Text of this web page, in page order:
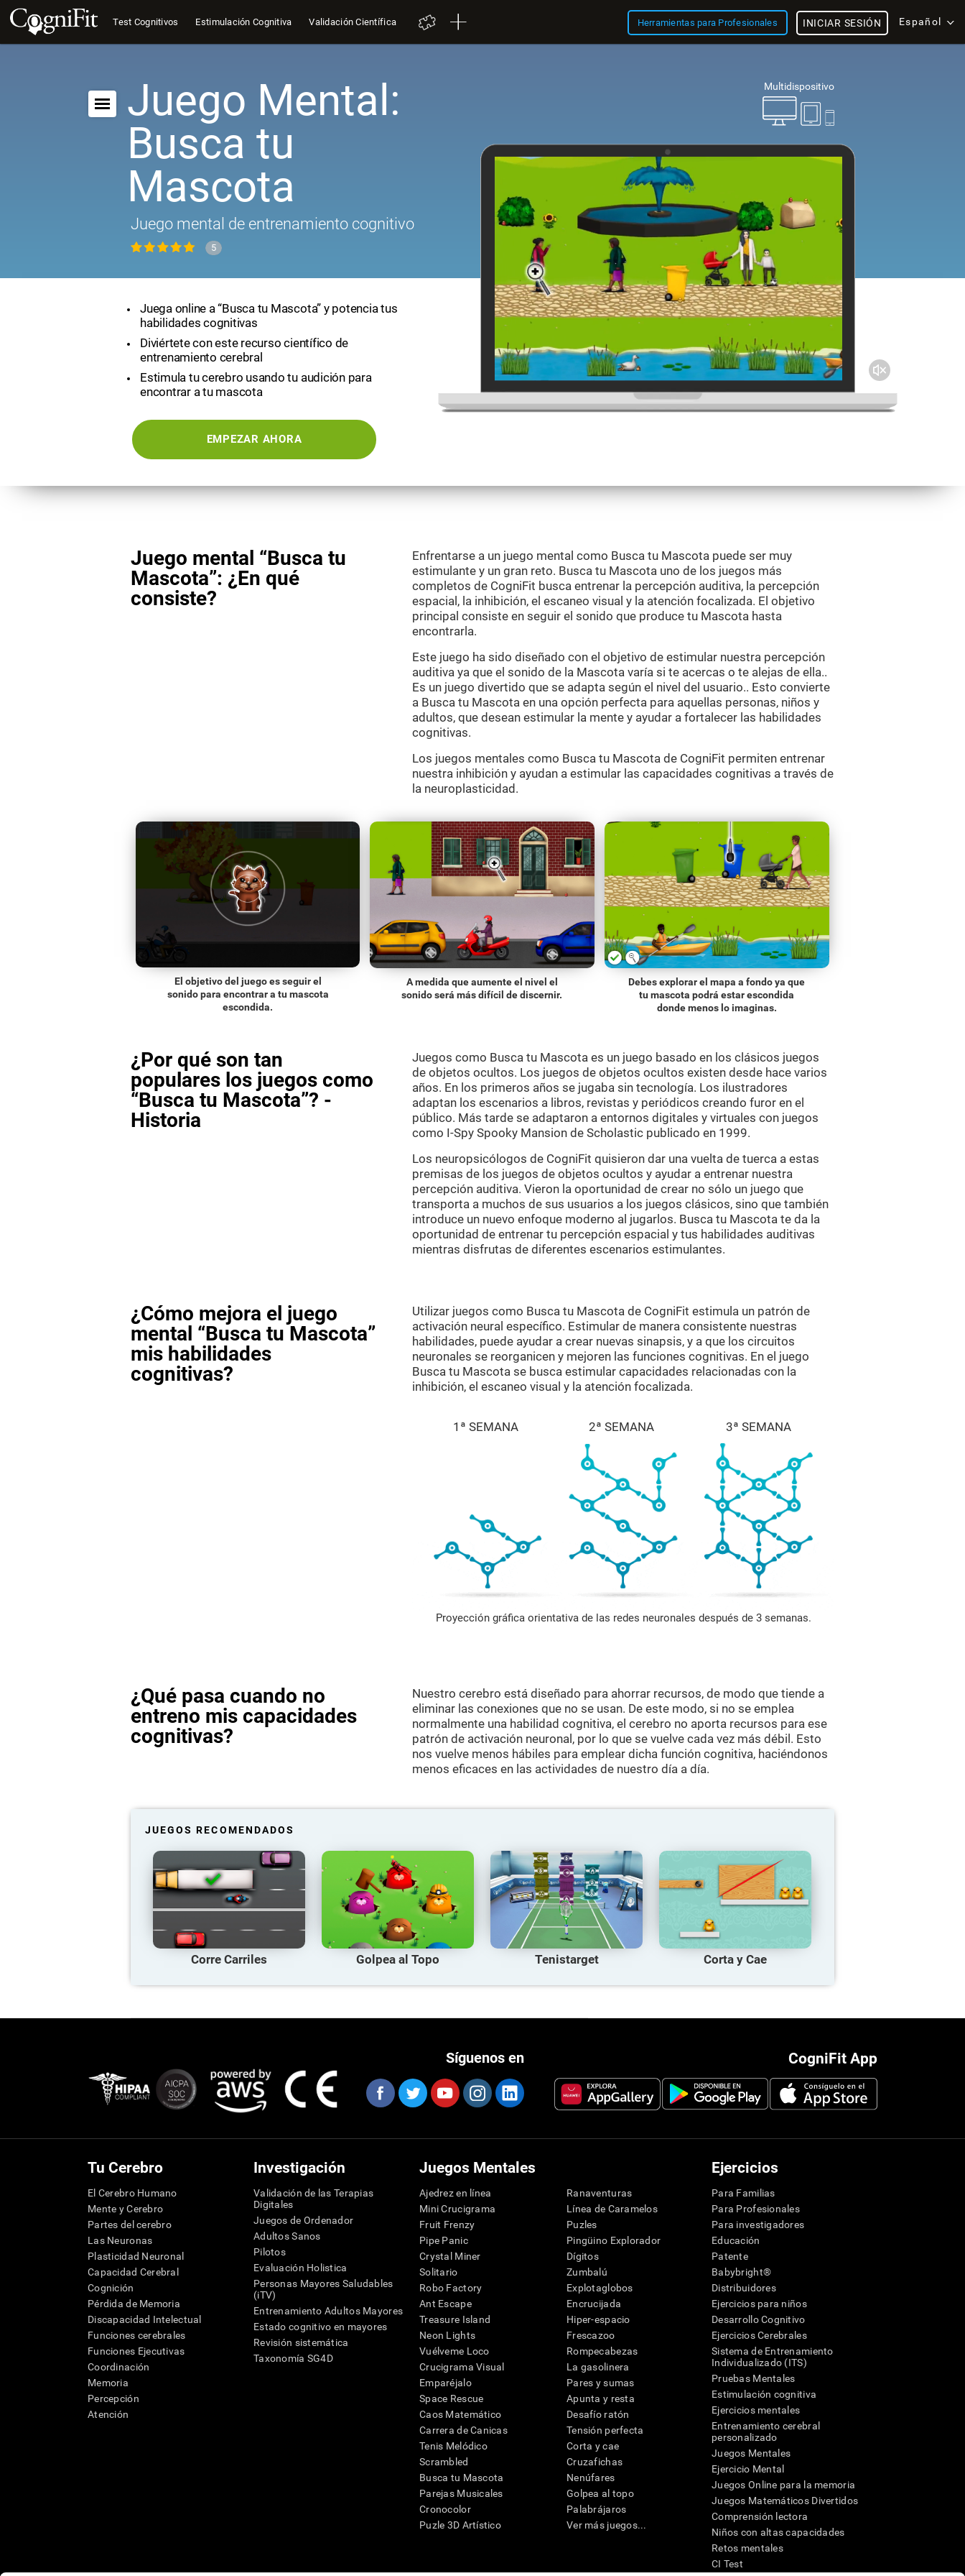
Test Cognitivos Estimulación Cognitiva Validación Científica Herramientas para Profesionales Español
INICIAR SESIÓN
Multidispositivo
Juego Mental:
Busca tu
Mascota
Juego mental de entrenamiento cognitivo
5
Juega online a “Busca tu Mascota” y potencia tus
habilidades cognitivas
Diviértete con este recurso científico de
entrenamiento cerebral
Estimula tu cerebro usando tu audición para
encontrar a tu mascota
EMPEZAR AHORA
Juego mental “Busca tu
Mascota”: ¿En qué
consiste?
Enfrentarse a un juego mental como Busca tu Mascota puede ser muy
estimulante y un gran reto. Busca tu Mascota uno de los juegos más
completos de CogniFit busca entrenar la percepción auditiva, la percepción
espacial, la inhibición, el escaneo visual y la atención focalizada. El objetivo
principal consiste en seguir el sonido que produce tu Mascota hasta
encontrarla.
Este juego ha sido diseñado con el objetivo de estimular nuestra percepción
auditiva ya que el sonido de la Mascota varía si te acercas o te alejas de ella..
Es un juego divertido que se adapta según el nivel del usuario.. Esto convierte
a Busca tu Mascota en una opción perfecta para aquellas personas, niños y
adultos, que desean estimular la mente y ayudar a fortalecer las habilidades
cognitivas.
Los juegos mentales como Busca tu Mascota de CogniFit permiten entrenar
nuestra inhibición y ayudan a estimular las capacidades cognitivas a través de
la neuroplasticidad.
El objetivo del juego es seguir el
sonido para encontrar a tu mascota
escondida.
A medida que aumente el nivel el
sonido será más difícil de discernir.
Debes explorar el mapa a fondo ya que
tu mascota podrá estar escondida
donde menos lo imaginas.
¿Por qué son tan
populares los juegos como
“Busca tu Mascota”? -
Historia
Juegos como Busca tu Mascota es un juego basado en los clásicos juegos
de objetos ocultos. Los juegos de objetos ocultos existen desde hace varios
años. En los primeros años se jugaba sin tecnología. Los ilustradores
adaptan los escenarios a libros, revistas y periódicos creando furor en el
público. Más tarde se adaptaron a entornos digitales y virtuales con juegos
como I-Spy Spooky Mansion de Scholastic publicado en 1999.
Los neuropsicólogos de CogniFit quisieron dar una vuelta de tuerca a estas
premisas de los juegos de objetos ocultos y ayudar a entrenar nuestra
percepción auditiva. Vieron la oportunidad de crear no sólo un juego que
transporta a muchos de sus usuarios a los juegos clásicos, sino que también
introduce un nuevo enfoque moderno al jugarlos. Busca tu Mascota te da la
oportunidad de entrenar tu percepción espacial y tus habilidades auditivas
mientras disfrutas de diferentes escenarios estimulantes.
¿Cómo mejora el juego
mental “Busca tu Mascota”
mis habilidades
cognitivas?
Utilizar juegos como Busca tu Mascota de CogniFit estimula un patrón de
activación neural específico. Estimular de manera consistente nuestras
habilidades, puede ayudar a crear nuevas sinapsis, y a que los circuitos
neuronales se reorganicen y mejoren las funciones cognitivas. En el juego
Busca tu Mascota se busca estimular capacidades relacionadas con la
inhibición, el escaneo visual y la atención focalizada.
1ª SEMANA 2ª SEMANA 3ª SEMANA
Proyección gráfica orientativa de las redes neuronales después de 3 semanas.
¿Qué pasa cuando no
entreno mis capacidades
cognitivas?
Nuestro cerebro está diseñado para ahorrar recursos, de modo que tiende a
eliminar las conexiones que no se usan. De este modo, si no se emplea
normalmente una habilidad cognitiva, el cerebro no aporta recursos para ese
patrón de activación neuronal, por lo que se vuelve cada vez más débil. Esto
nos vuelve menos hábiles para emplear dicha función cognitiva, haciéndonos
menos eficaces en las actividades de nuestro día a día.
JUEGOS RECOMENDADOS
Corre Carriles Golpea al Topo Tenistarget Corta y Cae
CogniFit App
Síguenos en
Tu Cerebro
El Cerebro Humano
Mente y Cerebro
Partes del cerebro
Las Neuronas
Plasticidad Neuronal
Capacidad Cerebral
Cognición
Pérdida de Memoria
Discapacidad Intelectual
Funciones cerebrales
Funciones Ejecutivas
Coordinación
Memoria
Percepción
Atención
Investigación
Validación de las Terapias
Digitales
Juegos de Ordenador
Adultos Sanos
Pilotos
Evaluación Holistica
Personas Mayores Saludables
(iTV)
Entrenamiento Adultos Mayores
Estado cognitivo en mayores
Revisión sistemática
Taxonomía SG4D
Juegos Mentales
Ajedrez en línea
Mini Crucigrama
Fruit Frenzy
Pipe Panic
Crystal Miner
Solitario
Robo Factory
Ant Escape
Treasure Island
Neon Lights
Vuélveme Loco
Crucigrama Visual
Emparéjalo
Space Rescue
Caos Matemático
Carrera de Canicas
Tenis Melódico
Scrambled
Busca tu Mascota
Parejas Musicales
Cronocolor
Puzle 3D Artístico
Ranaventuras
Línea de Caramelos
Puzles
Pingüino Explorador
Dígitos
Zumbalú
Explotaglobos
Encrucijada
Hiper-espacio
Frescazoo
Rompecabezas
La gasolinera
Pares y sumas
Apunta y resta
Desafío ratón
Tensión perfecta
Corta y cae
Cruzafichas
Nenúfares
Golpea al topo
Palabrájaros
Ver más juegos...
Ejercicios
Para Familias
Para Profesionales
Para investigadores
Educación
Patente
Babybright®
Distribuidores
Ejercicios para niños
Desarrollo Cognitivo
Ejercicios Cerebrales
Sistema de Entrenamiento
Individualizado (ITS)
Pruebas Mentales
Estimulación cognitiva
Ejercicios mentales
Entrenamiento cerebral
personalizado
Juegos Mentales
Ejercicio Mental
Juegos Online para la memoria
Juegos Matemáticos Divertidos
Comprensión lectora
Niños con altas capacidades
Retos mentales
CI Test